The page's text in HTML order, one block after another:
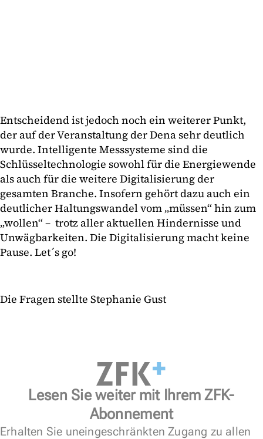
Entscheidend ist jedoch noch ein weiterer Punkt,
der auf der Veranstaltung der Dena sehr deutlich
wurde. Intelligente Messsysteme sind die
Schlüsseltechnologie sowohl für die Energiewende
als auch für die weitere Digitalisierung der
gesamten Branche. Insofern gehört dazu auch ein
deutlicher Haltungswandel vom „müssen“ hin zum
„wollen“ – trotz aller aktuellen Hindernisse und
Unwägbarkeiten. Die Digitalisierung macht keine
Pause. Let´s go!
Die Fragen stellte Stephanie Gust
Lesen Sie weiter mit Ihrem ZFK-
Abonnement
Erhalten Sie uneingeschränkten Zugang zu allen